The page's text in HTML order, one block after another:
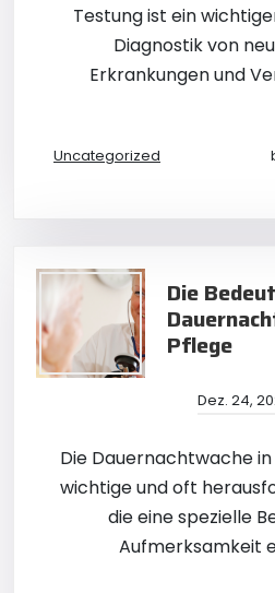
Testung ist ein
Diagnostik von
Erkrankungen und
Uncategorized
Die
Pflege
Dez. 24,
Die Dauernachtwache
wichtige und oft
die eine spezielle
Aufmerksamkeit